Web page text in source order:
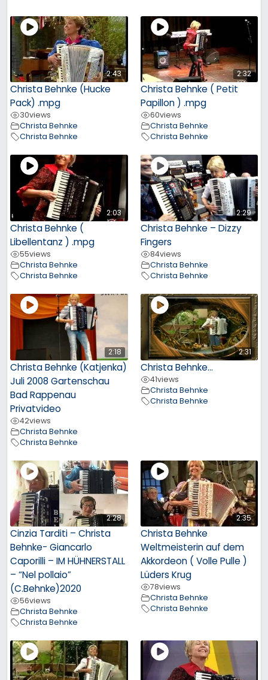
2:43
Christa Behnke (Hucke
Pack) .mpg
30views
Christa Behnke
Christa Behnke
2:32
Christa Behnke ( Petit
Papillon ) .mpg
60views
Christa Behnke
Christa Behnke
2:03
Christa Behnke (
Libellentanz ) .mpg
55views
Christa Behnke
Christa Behnke
2:29
Christa Behnke – Dizzy
Fingers
84views
Christa Behnke
Christa Behnke
2:18
Christa Behnke (Katjenka)
Juli 2008 Gartenschau
Bad Rappenau
Privatvideo
42views
Christa Behnke
Christa Behnke
2:31
Christa Behnke…
41views
Christa Behnke
Christa Behnke
2:28
Cinzia Tarditi – Christa
Behnke- Giancarlo
Caporilli – IM HÜHNERSTALL
– “Nel pollaio”
(C.Behnke)2020
56views
Christa Behnke
Christa Behnke
2:35
Christa Behnke
Weltmeisterin auf dem
Akkordeon ( Volle Pulle )
Lüders Krug
78views
Christa Behnke
Christa Behnke